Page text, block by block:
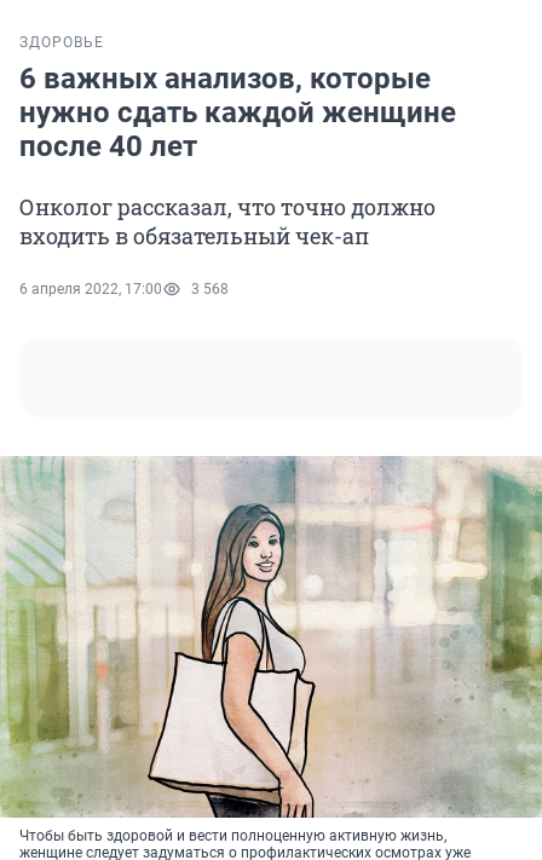
ЗДОРОВЬЕ
6 важных анализов, которые
нужно сдать каждой женщине
после 40 лет
Онколог рассказал, что точно должно
входить в обязательный чек-ап
6 апреля 2022, 17:00 3 568
Чтобы быть здоровой и вести полноценную активную жизнь,
женщине следует задуматься о профилактических осмотрах уже